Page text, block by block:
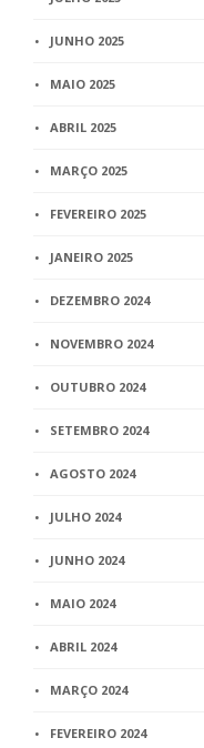
JUNHO 2025
MAIO 2025
ABRIL 2025
MARÇO 2025
FEVEREIRO 2025
JANEIRO 2025
DEZEMBRO 2024
NOVEMBRO 2024
OUTUBRO 2024
SETEMBRO 2024
AGOSTO 2024
JULHO 2024
JUNHO 2024
MAIO 2024
ABRIL 2024
MARÇO 2024
FEVEREIRO 2024